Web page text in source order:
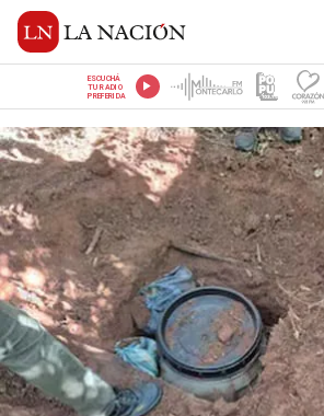
ESCUCHÁ
TU RADIO
PREFERIDA